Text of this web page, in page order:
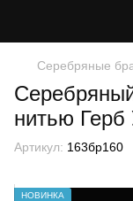
Серебряные
нитью Герб
Артикул: 163бр160
НОВИНКА